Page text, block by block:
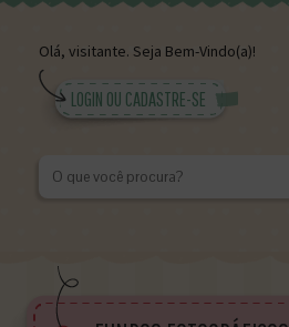
Olá, visitante. Seja Bem-Vindo(a)!
LOGIN OU CADASTRE-SE